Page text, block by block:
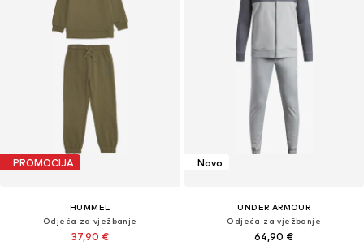
PROMOCIJA
HUMMEL
Odjeća za vježbanje
37,90 €
Novo
UNDER ARMOUR
Odjeća za vježbanje
64,90 €